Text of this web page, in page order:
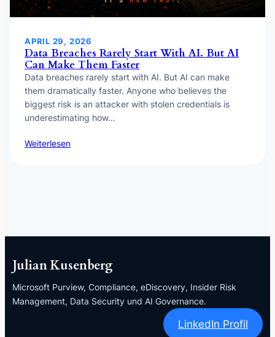
APRIL 29, 2026
Data Breaches Rarely Start With AI. But AI
Can Make Them Faster
Data breaches rarely start with AI. But AI can make
them dramatically faster. Anyone who believes the
biggest risk is an attacker with stolen credentials is
underestimating how…
Weiterlesen
Julian Kusenberg
Microsoft Purview, Compliance, eDiscovery, Insider Risk
Management, Data Security und AI Governance.
LinkedIn Profil